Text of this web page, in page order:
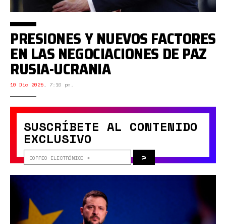
SUSCRÍBETE AL CONTENIDO
EXCLUSIVO
>
PRESIONES Y NUEVOS FACTORES
EN LAS NEGOCIACIONES DE PAZ
RUSIA-UCRANIA
10 Dic 2025, 7:10 pm.